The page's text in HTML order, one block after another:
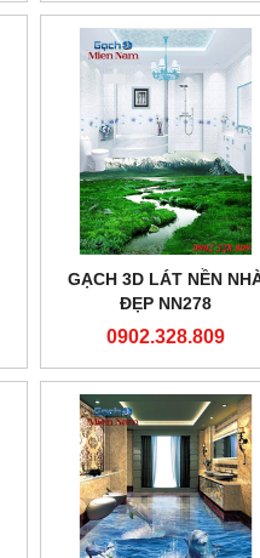
GẠCH 3D LÁT NỀN
ĐẸP NN278
0902.328.809